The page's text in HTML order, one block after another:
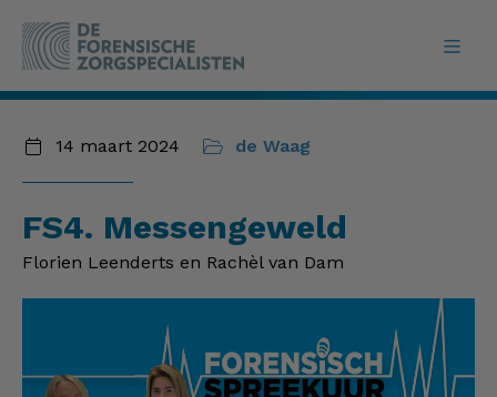
14 maart 2024 de Waag
FS4. Messengeweld
Florien Leenderts en Rachèl van Dam